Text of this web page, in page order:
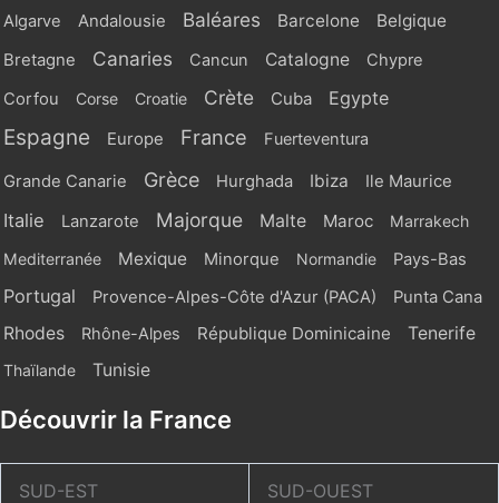
Algarve Andalousie Baléares Barcelone Belgique
Bretagne Canaries Cancun Catalogne
Chypre
Corfou
Corse Croatie Crète Cuba Egypte
Espagne Europe France Fuerteventura
Grande Canarie Grèce Hurghada Ibiza Ile Maurice
Italie Lanzarote Majorque Malte Maroc
Marrakech
Mediterranée
Mexique Minorque Normandie Pays-Bas
Portugal Provence-Alpes-Côte d'Azur (PACA) Punta Cana
Rhodes Rhône-Alpes République Dominicaine Tenerife
Thaïlande Tunisie
Découvrir la France
SUD-EST
SUD-OUEST